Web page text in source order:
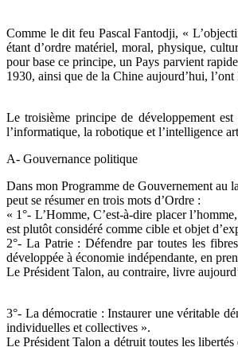
Comme le dit feu Pascal Fantodji, «
étant d’ordre matériel, moral, physique,
pour base ce principe, un Pays parvient
1930, ainsi que de la Chine aujourd’hui,
Le troisième principe de développement
l’informatique, la robotique et l’intelligence
A- Gouvernance politique
Dans mon Programme de Gouvernement au
peut se résumer en trois mots d’Ordre :
« 1°- L’Homme, C’est-à-dire placer
est plutôt considéré comme cible et objet
2°- La Patrie : Défendre par toutes les
développée à économie indépendante, en
Le Président Talon, au contraire, livre
3°- La démocratie : Instaurer une véritable
individuelles et collectives ».
Le Président Talon a détruit toutes les